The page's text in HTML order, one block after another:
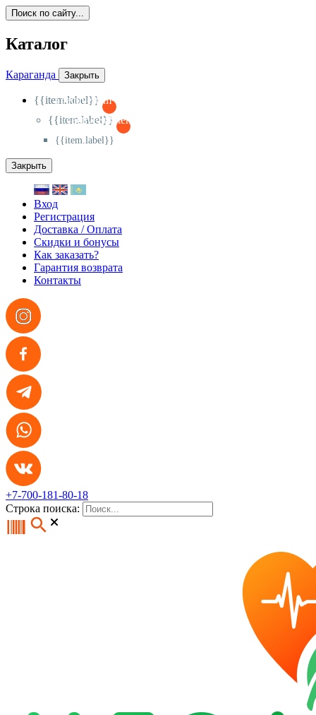
Поиск по сайту...
Каталог
Караганда Закрыть
{{item.label}}
{{activeItem==item.id?'-
{{item.label}}
{{activeSubitem==item.id?'-
{{item.label}}
Закрыть
Вход
Регистрация
Доставка / Оплата
Скидки и бонусы
Как заказать?
Гарантия возврата
Контакты
+7-700-181-80-18
Строка поиска: